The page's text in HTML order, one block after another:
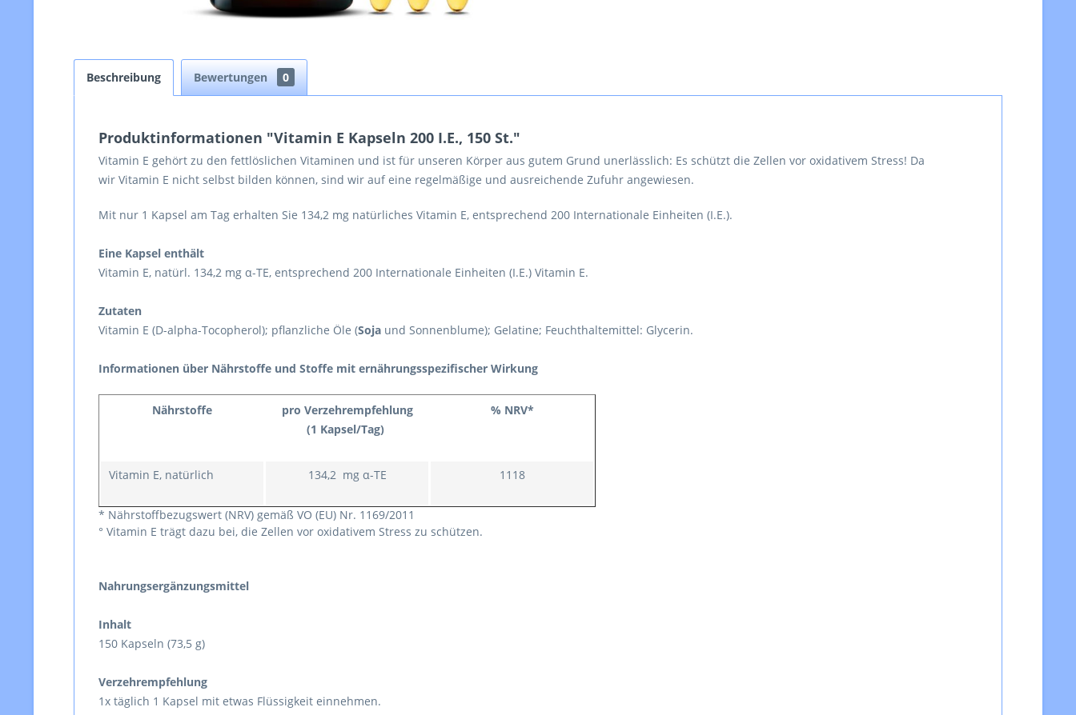
Beschreibung Bewertungen 0
Produktinformationen "Vitamin E Kapseln 200 I.E., 150 St."
Vitamin E gehört zu den fettlöslichen Vitaminen und ist für unseren Körper aus gutem Grund unerlässlich: Es schützt die Zellen vor oxidativem Stress! Da
wir Vitamin E nicht selbst bilden können, sind wir auf eine regelmäßige und ausreichende Zufuhr angewiesen.
Mit nur 1 Kapsel am Tag erhalten Sie 134,2 mg natürliches Vitamin E, entsprechend 200 Internationale Einheiten (I.E.).
Eine Kapsel enthält
Vitamin E, natürl. 134,2 mg α-TE, entsprechend 200 Internationale Einheiten (I.E.) Vitamin E.
Zutaten
Vitamin E (D-alpha-Tocopherol); pflanzliche Öle (Soja und Sonnenblume); Gelatine; Feuchthaltemittel: Glycerin.
Informationen über Nährstoffe und Stoffe mit ernährungsspezifischer Wirkung
Nährstoffe
pro Verzehrempfehlung
(1 Kapsel/Tag)
% NRV*
Vitamin E, natürlich 134,2 mg α-TE 1118
* Nährstoffbezugswert (NRV) gemäß VO (EU) Nr. 1169/2011
° Vitamin E trägt dazu bei, die Zellen vor oxidativem Stress zu schützen.
Nahrungsergänzungsmittel
Inhalt
150 Kapseln (73,5 g)
Verzehrempfehlung
1x täglich 1 Kapsel mit etwas Flüssigkeit einnehmen.